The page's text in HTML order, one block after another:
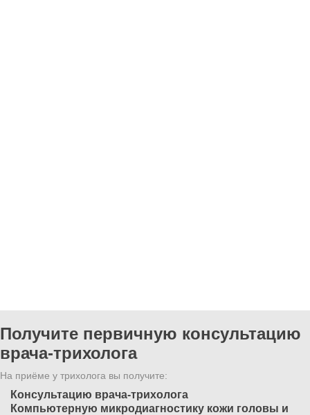
Получите первичную консультацию
врача-трихолога
На приёме у трихолога вы получите:
Консультацию врача-трихолога
Компьютерную микродиагностику кожи головы и